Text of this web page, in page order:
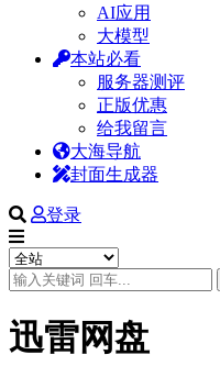
AI应用
大模型
本站必看
服务器测评
正版优惠
给我留言
大海导航
封面生成器
登录
迅雷网盘